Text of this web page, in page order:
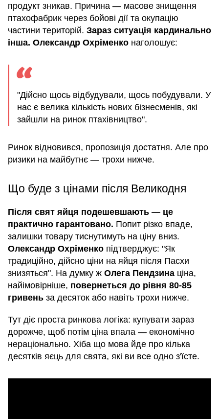
продукт зникав. Причина — масове знищення
птахофабрик через бойові дії та окупацію
частини територій. Зараз ситуація кардинально
інша. Олександр Охріменко наголошує:
"Дійсно щось відбудували, щось побудували. У
нас є велика кількість нових бізнесменів, які
зайшли на ринок птахівництво".
Ринок відновився, пропозиція достатня. Але про
ризики на майбутнє — трохи нижче.
Що буде з цінами після Великодня
Після свят яйця подешевшають — це
практично гарантовано. Попит різко впаде,
залишки товару тиснутимуть на ціну вниз.
Олександр Охріменко підтверджує: "Як
традиційно, дійсно ціни на яйця після Пасхи
знизяться". На думку ж Олега Пендзина ціна,
найімовірніше, повернеться до рівня 80-85
гривень за десяток або навіть трохи нижче.
Тут діє проста ринкова логіка: купувати зараз
дорожче, щоб потім ціна впала — економічно
нераціонально. Хіба що мова йде про кілька
десятків яєць для свята, які ви все одно з'їсте.